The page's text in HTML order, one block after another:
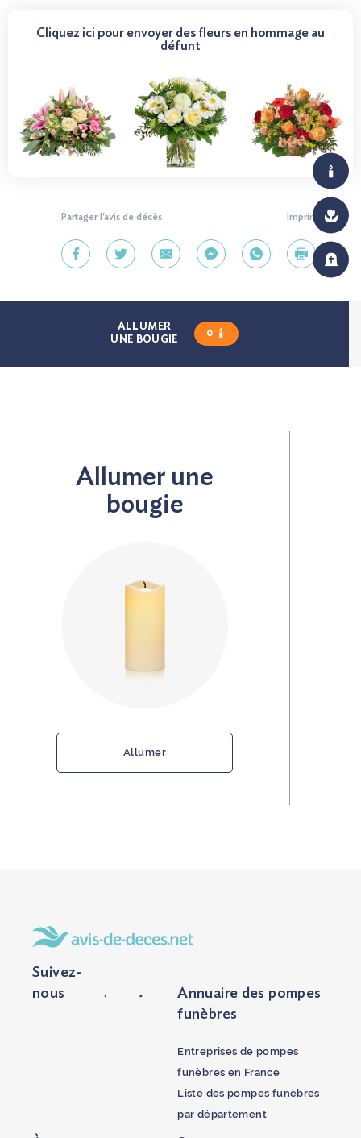
Cliquez ici pour envoyer des fleurs en hommage au
défunt
Partager l'avis de décès Imprimer
ALLUMER
UNE BOUGIE
0
Allumer une
bougie
Allumer
Suivez-
nous
Annuaire des pompes
funèbres
Entreprises de pompes
funèbres en France
Liste des pompes funèbres
par département